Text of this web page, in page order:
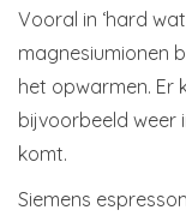
Vooral in ‘hard
magnesiumionen
het opwarmen. Er
bijvoorbeeld weer
komt.
Siemens